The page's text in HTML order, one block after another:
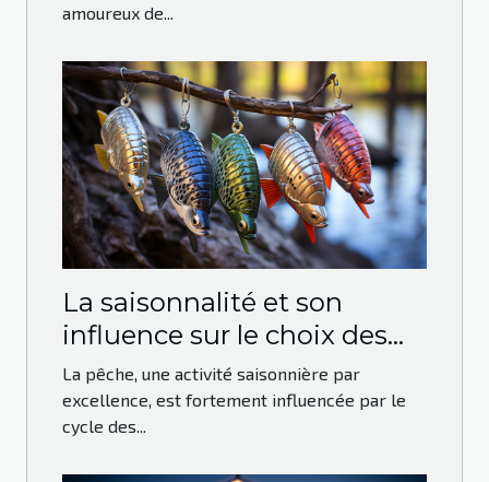
amoureux de...
La saisonnalité et son
influence sur le choix des
leurres de pêche
La pêche, une activité saisonnière par
excellence, est fortement influencée par le
cycle des...